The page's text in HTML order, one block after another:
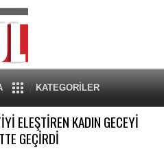
KATEGORİLER
ELEŞTİREN KADIN GECEYİ
GEÇİRDİ